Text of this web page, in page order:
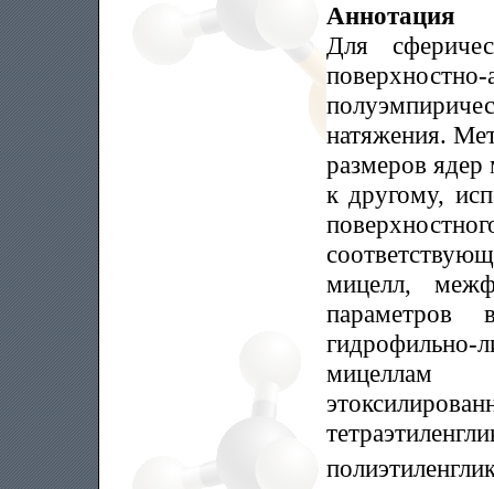
Аннотация
Для
натяжения.
размеров ядер
к другому,
мицелл,
параметров
гидрофильно-
мицеллам